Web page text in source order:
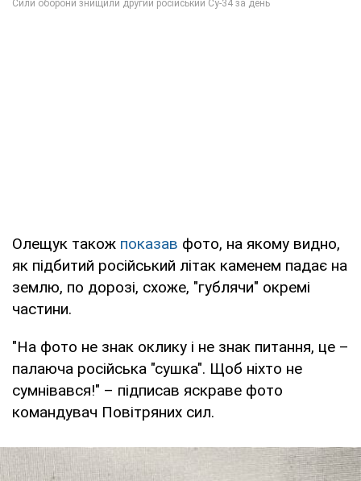
Олещук також показав фото, на якому видно,
як підбитий російський літак каменем падає на
землю, по дорозі, схоже, "гублячи" окремі
частини.
"На фото не знак оклику і не знак питання, це –
палаюча російська "сушка". Щоб ніхто не
сумнівався!" – підписав яскраве фото
командувач Повітряних сил.